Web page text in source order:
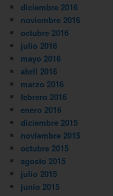
diciembre 2016
noviembre 2016
octubre 2016
julio 2016
mayo 2016
abril 2016
marzo 2016
febrero 2016
enero 2016
diciembre 2015
noviembre 2015
octubre 2015
agosto 2015
julio 2015
junio 2015